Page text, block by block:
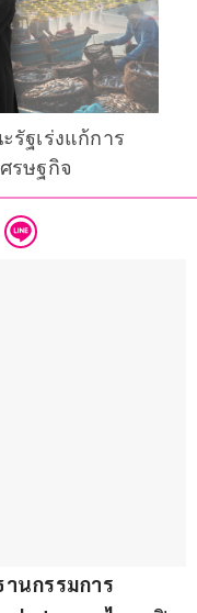
รัฐเร่งแก้การ
รษฐกิจ
นกรรมการ